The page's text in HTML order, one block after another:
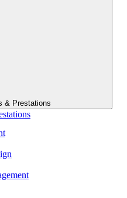
& Prestations